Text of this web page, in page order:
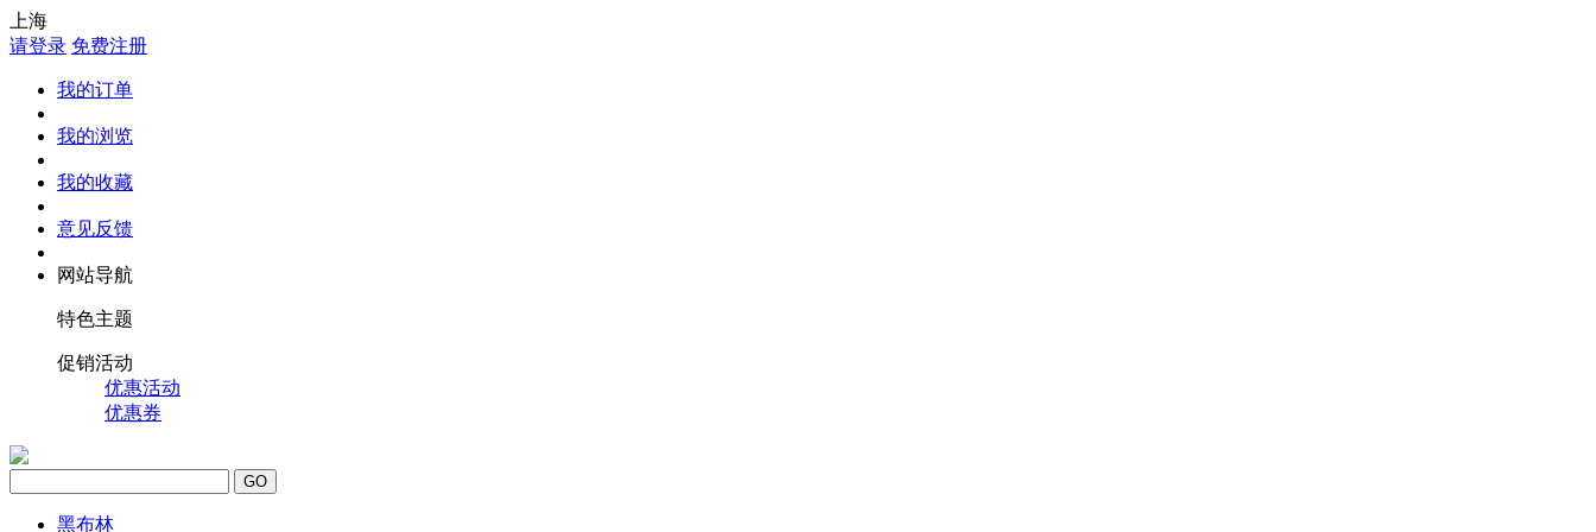
上海
请登录 免费注册
我的订单
我的浏览
我的收藏
意见反馈
网站导航
特色主题
促销活动
优惠活动
优惠券
GO
黑布林